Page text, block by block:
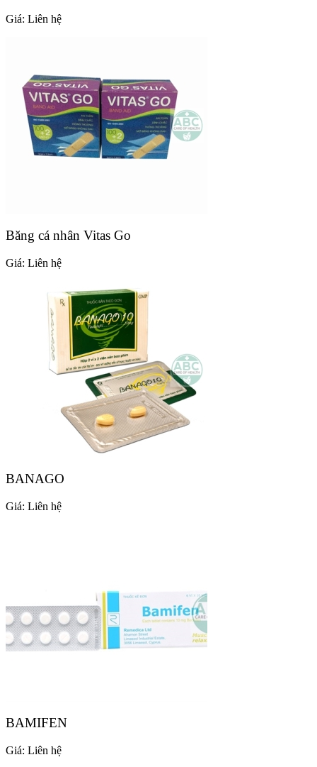
Giá: Liên hệ
Băng cá nhân Vitas Go
Giá: Liên hệ
BANAGO
Giá: Liên hệ
BAMIFEN
Giá: Liên hệ